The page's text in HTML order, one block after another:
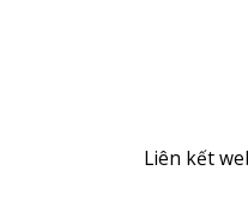
Liên kết